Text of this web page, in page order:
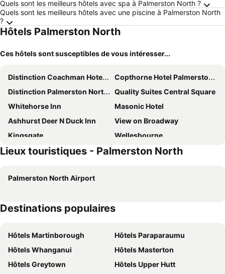
Quels sont les meilleurs hôtels avec spa à Palmerston North ?
Quels sont les meilleurs hôtels avec une piscine à Palmerston North
?
Hôtels Palmerston North
Ces hôtels sont susceptibles de vous intéresser...
Distinction Coachman Hotel, Palmerston North
Copthorne Hotel Palmerston North
Distinction Palmerston North Hotel & Conference Centre
Quality Suites Central Square
Whitehorse Inn
Masonic Hotel
Ashhurst Deer N Duck Inn
View on Broadway
Kingsgate
Wellesbourne
Feilding Hotel
Lieux touristiques - Palmerston North
Palmerston North Airport
Destinations populaires
Hôtels Martinborough
Hôtels Paraparaumu
Hôtels Whanganui
Hôtels Masterton
Hôtels Greytown
Hôtels Upper Hutt